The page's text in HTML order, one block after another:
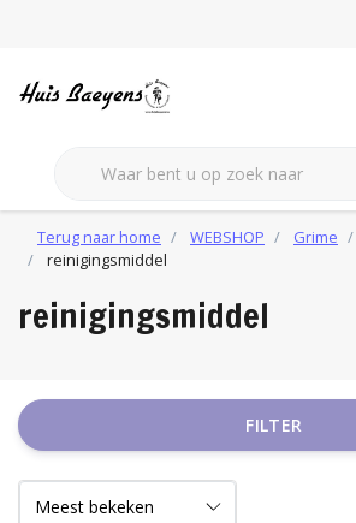
Terug naar home WEBSHOP Grime
reinigingsmiddel
reinigingsmiddel
FILTER